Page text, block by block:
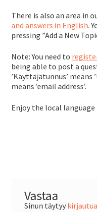
There is also an area in
and answers in English.
pressing ”Add a New
Note: You need to
being able to post a
’Käyttäjätunnus’ means
means ’email address’.
Enjoy the local language
Vastaa
Sinun täytyy